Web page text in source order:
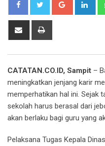
Share
CATATAN.CO.ID, Sampit –
meningkatkan jenjang karir
memperhatikan hal ini. Sejak
sekolah harus berasal dari
akan berlaku bagi guru yang
Pelaksana Tugas Kepala